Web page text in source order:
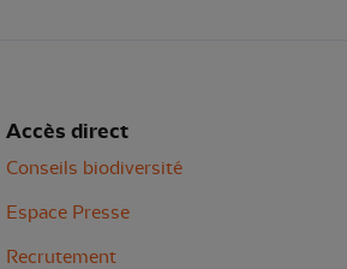
Accès direct
Conseils biodiversité
Espace Presse
Recrutement